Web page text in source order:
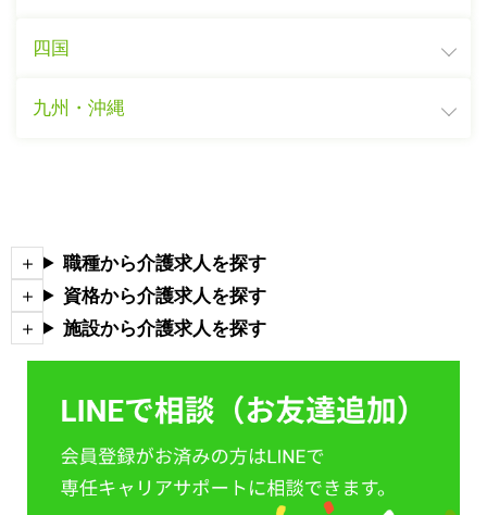
四国
九州・沖縄
職種から介護求人を探す
資格から介護求人を探す
施設から介護求人を探す